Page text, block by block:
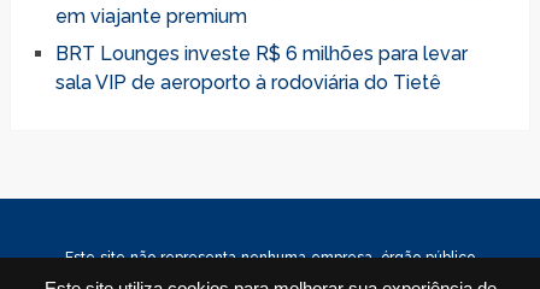
em viajante premium
BRT Lounges investe R$ 6 milhões para levar
sala VIP de aeroporto à rodoviária do Tietê
Este site não representa nenhuma empresa, órgão público
ou privado. As notícias e orientações contidas neste site